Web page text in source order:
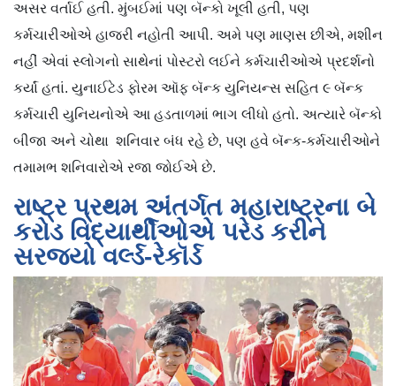
અસર વર્તાઈ હતી. મુંબઈમાં પણ બૅન્કો ખૂલી હતી, પણ
કર્મચારીઓએ હાજરી નહોતી આપી. અમે પણ માણસ છીએ, મશીન
નહીં એવાં સ્લોગનો સાથેનાં પોસ્ટરો લઈને કર્મચારીઓએ પ્રદર્શનો
કર્યાં હતાં. યુનાઈટેડ ફોરમ ઑફ બૅન્ક યુનિયન્સ સહિત ૯ બૅન્ક
કર્મચારી યુનિયનોએ આ હડતાળમાં ભાગ લીધો હતો. અત્યારે બૅન્કો
બીજા અને ચોથા શનિવાર બંધ રહે છે, પણ હવે બૅન્ક-કર્મચારીઓને
તમામભ શનિવારોએ રજા જોઈએ છે.
રાષ્ટ્ર પ્રથમ અંતર્ગત મહારાષ્ટ્રના બે
કરોડ વિદ્યાર્થીઓએ પરેડ કરીને
સરજ્યો વર્લ્ડ-રેકૉર્ડ